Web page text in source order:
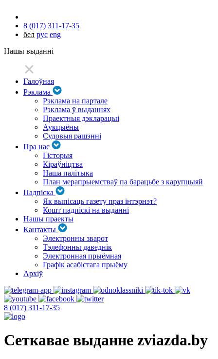
8 (017) 311-17-35
бел рус eng
Нашы выданні
Галоўная
Рэклама
Рэклама на партале
Рэклама ў выданнях
Праектныя дэкларацыі
Аукцыёны
Судовыя рашэнні
Пра нас
Гісторыя
Кіраўніцтва
Наша палітыка
План мерапрыемстваў па барацьбе з карупцыяй
Падпіска
Як выпісаць газету праз інтэрнэт?
Кошт падпіскі на выданні
Нашы праекты
Кантакты
Электронны зварот
Тэлефонны даведнік
Электронная прыёмная
Графік асабістага прыёму
Архіў
8 (017) 311-17-35
Сеткавае выданне zviazda.by